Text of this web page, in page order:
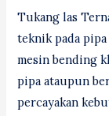
Tukang las
teknik pada
mesin bending
pipa ataupun
percayakan